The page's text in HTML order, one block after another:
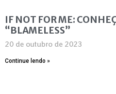
IF NOT FOR ME:
“BLAMELESS”
20 de outubro de 2023
Continue lendo »